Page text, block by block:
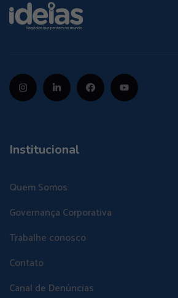
Institucional
Quem Somos
Governança Corporativa
Trabalhe conosco
Contato
Canal de Denúncias